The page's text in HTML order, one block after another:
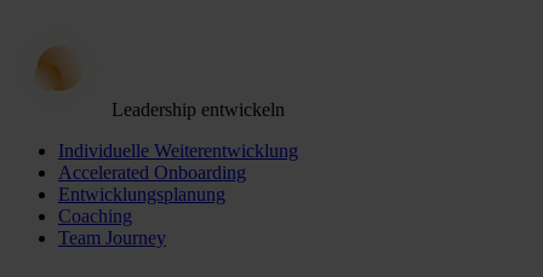
Leadership entwickeln
Individuelle Weiterentwicklung
Accelerated Onboarding
Entwicklungsplanung
Coaching
Team Journey